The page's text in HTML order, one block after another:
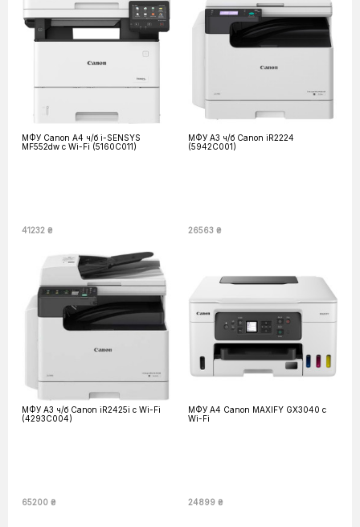
МФУ Canon А4 ч/б i-SENSYS
MF552dw c Wi-Fi (5160C011)
41232 ₴
МФУ А3 ч/б Canon iR2224
(5942C001)
26563 ₴
МФУ А3 ч/б Canon iR2425i с Wi-Fi
(4293C004)
65200 ₴
МФУ А4 Canon MAXIFY GX3040 с
Wi-Fi
24899 ₴